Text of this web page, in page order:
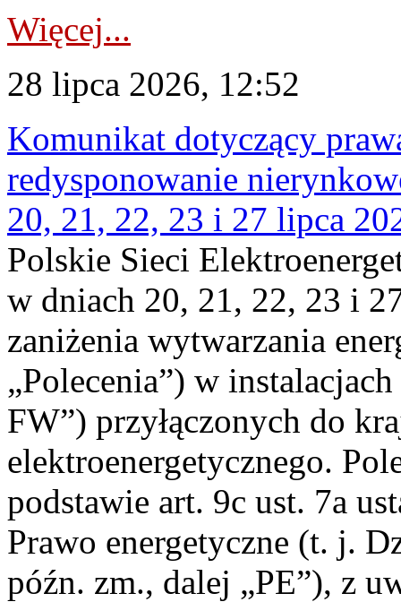
Więcej...
28 lipca 2026, 12:52
Komunikat dotyczący
redysponowanie
20, 21, 22, 23 i 27 lipca
Polskie Sieci
w dniach 20, 21, 22, 23 i
zaniżenia wytwarzania
„Polecenia”) w
FW”) przyłączonych do
elektroenergetycznego.
podstawie art. 9c ust. 7a
Prawo energetyczne (t. j.
późn. zm., dalej „PE”), z